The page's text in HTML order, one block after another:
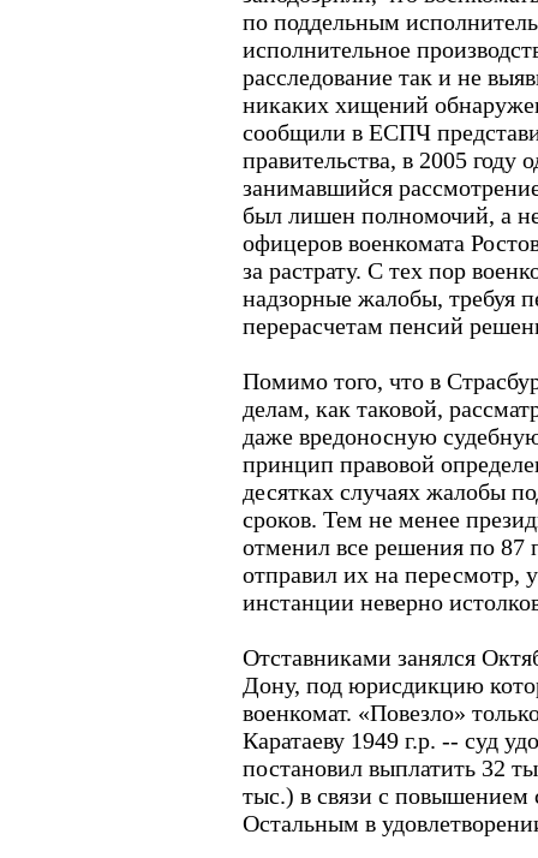
по поддельным
исполнительное
расследование так и не
никаких хищений
сообщили в ЕСПЧ
правительства, в 2005 году
занимавшийся
был лишен полномочий, а
офицеров военкомата
за растрату. С тех пор
надзорные жалобы, требуя
перерасчетам пенсий
Помимо того, что в
делам, как таковой,
даже вредоносную
принцип правовой
десятках случаях жалобы
сроков. Тем не менее
отменил все решения по 87
отправил их на пересмотр,
инстанции неверно
Отставниками занялся
Дону, под юрисдикцию
военкомат. «Повезло»
Каратаеву 1949 г.р. -- суд
постановил выплатить 32
тыс.) в связи с повышением
Остальным в